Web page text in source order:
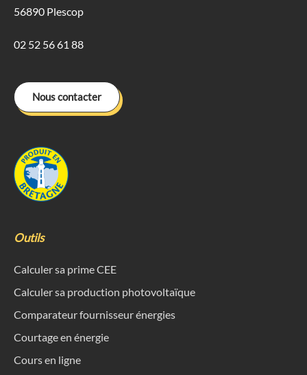
56890 Plescop
02 52 56 61 88
Nous contacter
Outils
Calculer sa prime CEE
Calculer sa production photovoltaïque
Comparateur fournisseur énergies
Courtage en énergie
Cours en ligne